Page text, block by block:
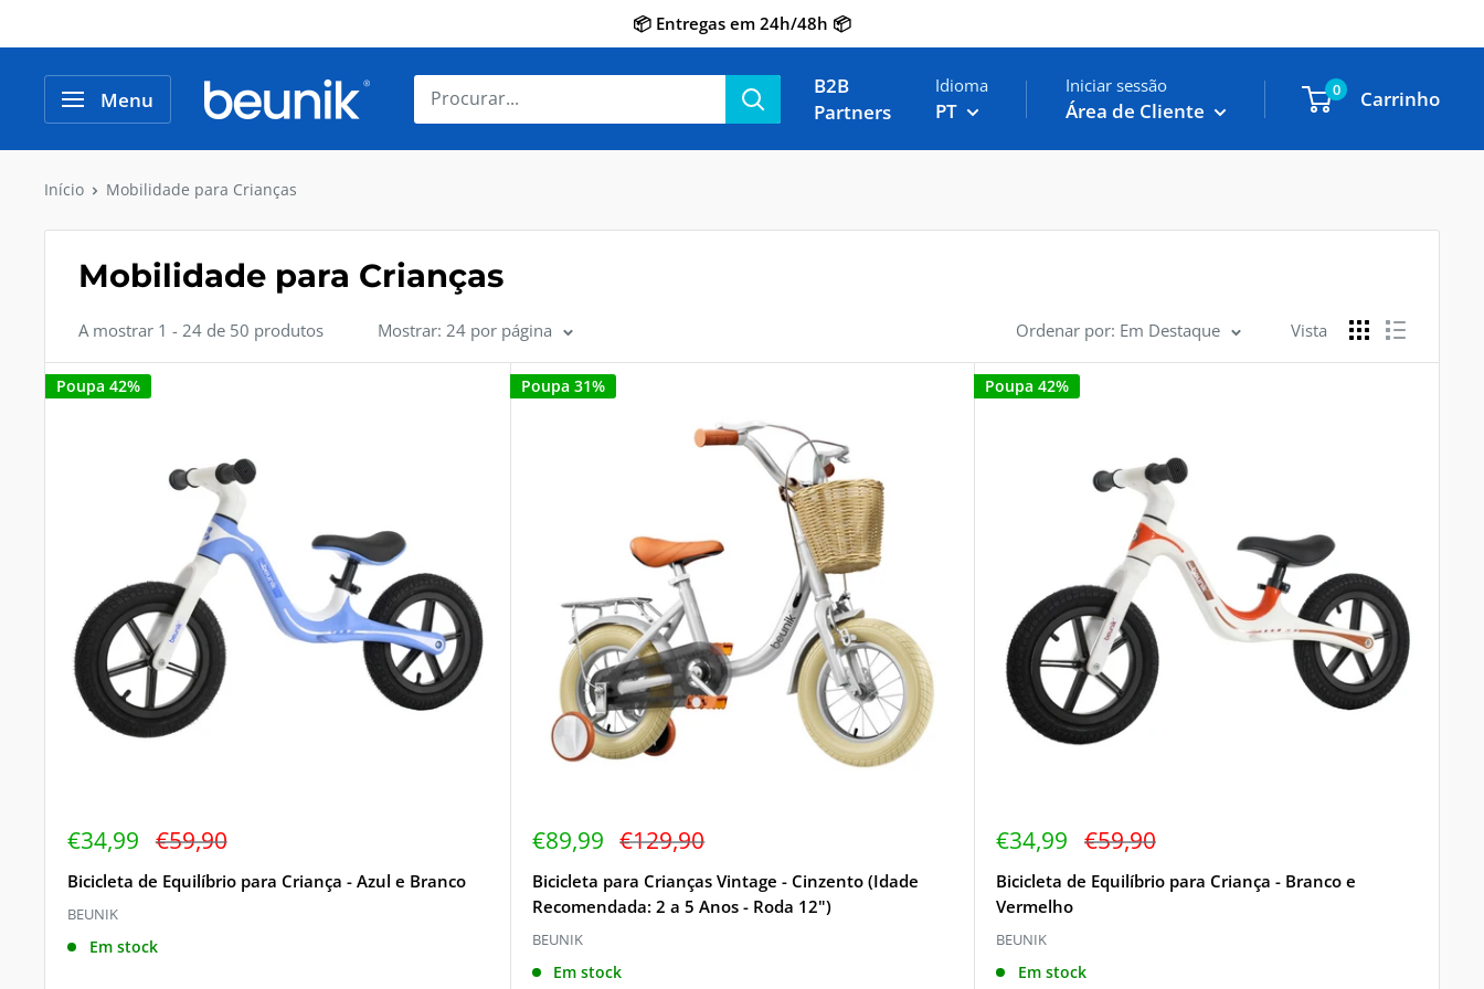
para
conteúdo
📦 Entregas em 24h/48h 📦
Menu Beunik
B2B
Partners
Idioma
PT
Iniciar sessão
Área de Cliente
0 Carrinho
Início Mobilidade para Crianças
Mobilidade para Crianças
A mostrar 1 - 24 de 50 produtos Mostrar: 24 por página Ordenar por: Em Destaque Vista
Poupa 42%
Preço
venda
€34,99 Preço
regular
€59,90
Bicicleta de Equilíbrio para Criança - Azul e Branco
BEUNIK
Em stock
Poupa 31%
Preço
venda
€89,99 Preço
regular
€129,90
Bicicleta para Crianças Vintage - Cinzento (Idade
Recomendada: 2 a 5 Anos - Roda 12")
BEUNIK
Em stock
Poupa 42%
Preço
venda
€34,99 Preço
regular
€59,90
Bicicleta de Equilíbrio para Criança - Branco e
Vermelho
BEUNIK
Em stock